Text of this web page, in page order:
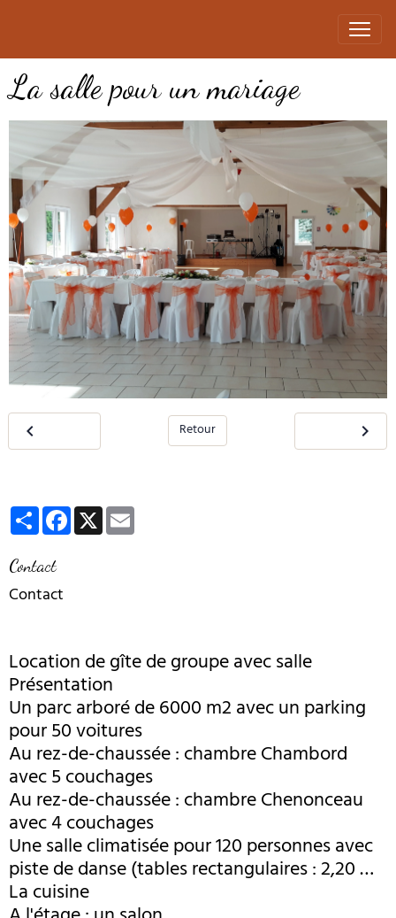
La salle pour un mariage
Retour
PartagerFacebook
X
Contact
Contact
Location de gîte de groupe avec salle
Présentation
Un parc arboré de 6000 m2 avec un parking
pour 50 voitures
Au rez-de-chaussée : chambre Chambord
avec 5 couchages
Au rez-de-chaussée : chambre Chenonceau
avec 4 couchages
Une salle climatisée pour 120 personnes avec
piste de danse (tables rectangulaires : 2,20 m
x 0,80 m)
La cuisine